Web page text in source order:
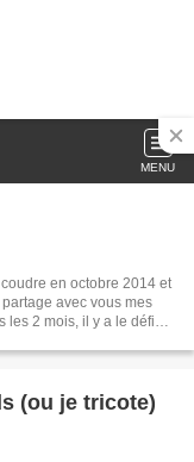
MENU
en octobre 2014 et
avec vous mes
les 2 mois, il y a le défi
(ou je tricote)